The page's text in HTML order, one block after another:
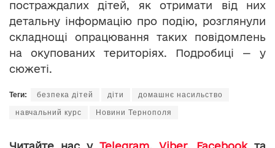
постраждалих дітей, як отримати від них
детальну інформацію про подію, розглянули
складнощі опрацювання таких повідомлень
на окупованих територіях. Подробиці — у
сюжеті.
Теги: безпека дітей діти домашнє насильство
навчальний курс Новини Тернополя